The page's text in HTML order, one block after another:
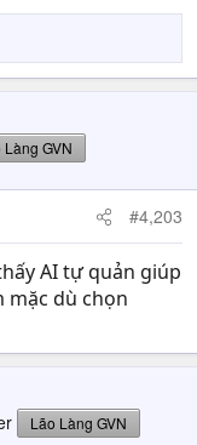
Làng GVN
#4,203
AI tự quản giúp
mặc dù chọn
Lão Làng GVN